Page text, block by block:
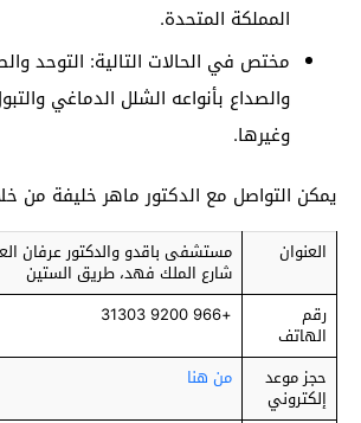
المملكة المتحدة.
مختص في الحالات التالية: التوحد
والصداع بأنواعه الشلل الدماغي
وغيرها.
يمكن التواصل مع الدكتور ماهر خليفة من
العنوان مستشفى باقدو والدكتور عرفان
شارع الملك فهد، طريق الستين
رقم
الهاتف
+966 9200 31303
حجز موعد
إلكتروني
من هنا